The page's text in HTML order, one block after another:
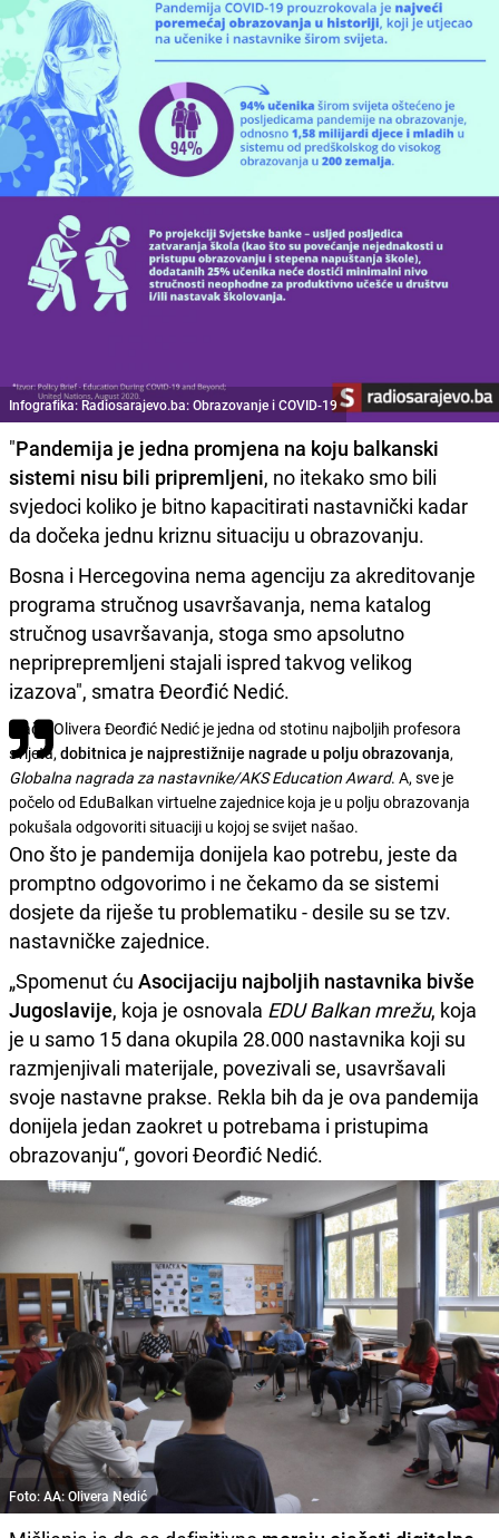
Infografika: Radiosarajevo.ba: Obrazovanje i COVID-19
"Pandemija je jedna promjena na koju balkanski
sistemi nisu bili pripremljeni, no itekako smo bili
svjedoci koliko je bitno kapacitirati nastavnički kadar
da dočeka jednu kriznu situaciju u obrazovanju.
Bosna i Hercegovina nema agenciju za akreditovanje
programa stručnog usavršavanja, nema katalog
stručnog usavršavanja, stoga smo apsolutno
nepriprepremljeni stajali ispred takvog velikog
izazova", smatra Đeorđić Nedić.
Inače, Olivera Đeorđić Nedić je jedna od stotinu najboljih profesora
svijeta,dobitnica je najprestižnije nagrade u polju obrazovanja,
Globalna nagrada za nastavnike/AKS Education Award. A, sve je
počelo od EduBalkan virtuelne zajednice koja je u polju obrazovanja
pokušala odgovoriti situaciji u kojoj se svijet našao.
Ono što je pandemija donijela kao potrebu, jeste da
promptno odgovorimo i ne čekamo da se sistemi
dosjete da riješe tu problematiku - desile su se tzv.
nastavničke zajednice.
„Spomenut ću Asocijaciju najboljih nastavnika bivše
Jugoslavije, koja je osnovala EDU Balkan mrežu, koja
je u samo 15 dana okupila 28.000 nastavnika koji su
razmjenjivali materijale, povezivali se, usavršavali
svoje nastavne prakse. Rekla bih da je ova pandemija
donijela jedan zaokret u potrebama i pristupima
obrazovanju“, govori Đeorđić Nedić.
Foto: AA: Olivera Nedić